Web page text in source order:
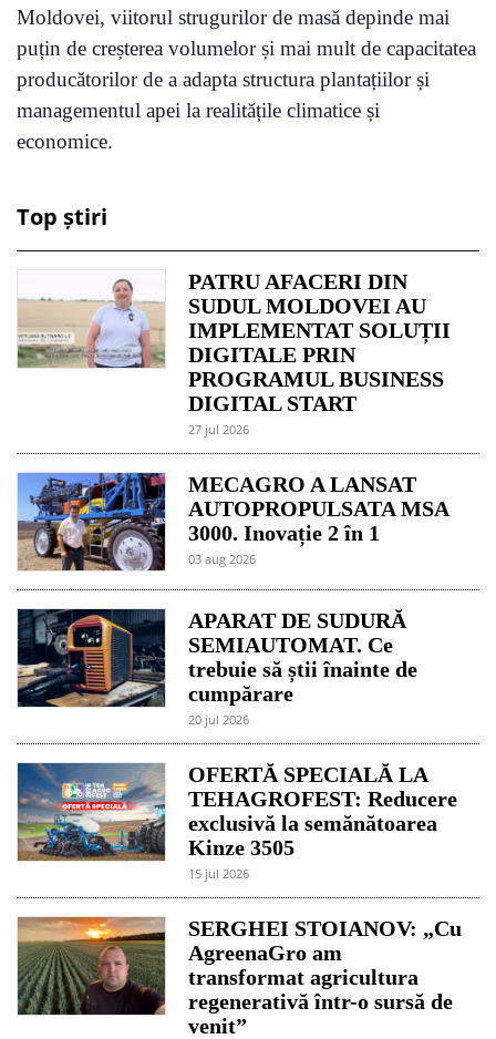
Moldovei, viitorul strugurilor de masă depinde mai
puțin de creșterea volumelor și mai mult de capacitatea
producătorilor de a adapta structura plantațiilor și
managementul apei la realitățile climatice și
economice.
Top știri
PATRU AFACERI DIN
SUDUL MOLDOVEI AU
IMPLEMENTAT SOLUȚII
DIGITALE PRIN
PROGRAMUL BUSINESS
DIGITAL START
27 jul 2026
MECAGRO A LANSAT
AUTOPROPULSATA MSA
3000. Inovație 2 în 1
03 aug 2026
APARAT DE SUDURĂ
SEMIAUTOMAT. Ce
trebuie să știi înainte de
cumpărare
20 jul 2026
OFERTĂ SPECIALĂ LA
TEHAGROFEST: Reducere
exclusivă la semănătoarea
Kinze 3505
15 jul 2026
SERGHEI STOIANOV: „Cu
AgreenaGro am
transformat agricultura
regenerativă într-o sursă de
venit”